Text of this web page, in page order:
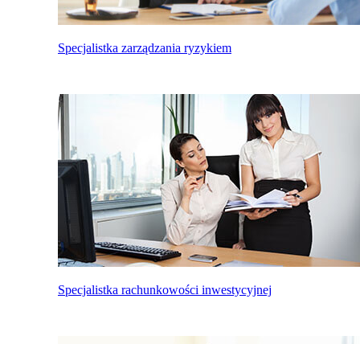
Specjalistka zarządzania ryzykiem
Specjalistka rachunkowości inwestycyjnej